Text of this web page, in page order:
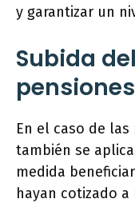
y garantizar un
Subida
En el caso de
también se
medida
hayan cotizado